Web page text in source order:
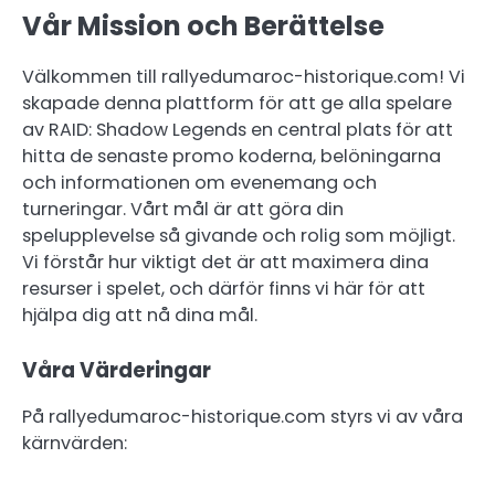
Vår Mission och Berättelse
Välkommen till rallyedumaroc-historique.com! Vi
skapade denna plattform för att ge alla spelare
av RAID: Shadow Legends en central plats för att
hitta de senaste promo koderna, belöningarna
och informationen om evenemang och
turneringar. Vårt mål är att göra din
spelupplevelse så givande och rolig som möjligt.
Vi förstår hur viktigt det är att maximera dina
resurser i spelet, och därför finns vi här för att
hjälpa dig att nå dina mål.
Våra Värderingar
På rallyedumaroc-historique.com styrs vi av våra
kärnvärden: